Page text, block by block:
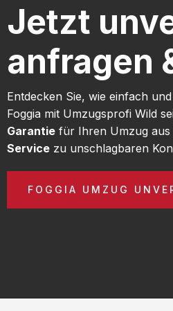
Jetzt
anfragen
Entdecken Sie, wie einfach
Foggia mit Umzugsprofi Wild
Garantie für Ihren Umzug aus
Service zu unschlagbaren
FOGGIA UMZUG